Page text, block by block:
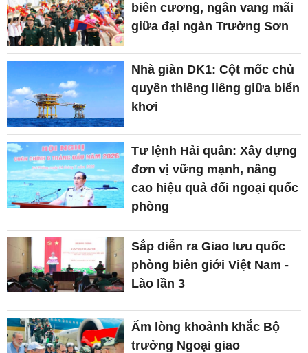
biên cương, ngân vang mãi
giữa đại ngàn Trường Sơn
Nhà giàn DK1: Cột mốc chủ
quyền thiêng liêng giữa biển
khơi
Tư lệnh Hải quân: Xây dựng
đơn vị vững mạnh, nâng
cao hiệu quả đối ngoại quốc
phòng
Sắp diễn ra Giao lưu quốc
phòng biên giới Việt Nam -
Lào lần 3
Ấm lòng khoảnh khắc Bộ
trưởng Ngoại giao